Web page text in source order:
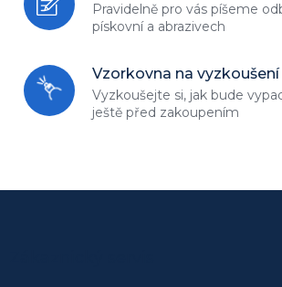
Pravidelně pro vás píšeme
pískovní a abrazivech
Vzorkovna na vyzkoušení
Vyzkoušejte si, jak bude
ještě před zakoupením